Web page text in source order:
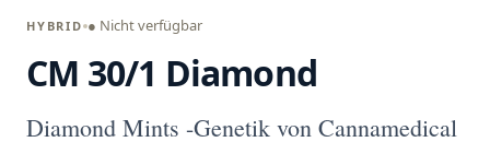
HYBRID ● Nicht verfügbar
CM 30/1 Diamond
Diamond Mints -Genetik von Cannamedical